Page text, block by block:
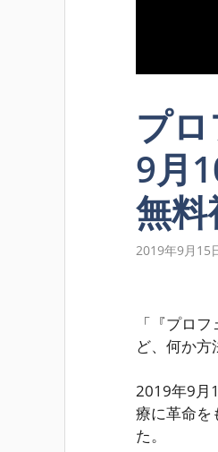
プ
9月
無料
2019年9月15
「『プロ
ど、何か方
2019年9月
療に革命を
た。